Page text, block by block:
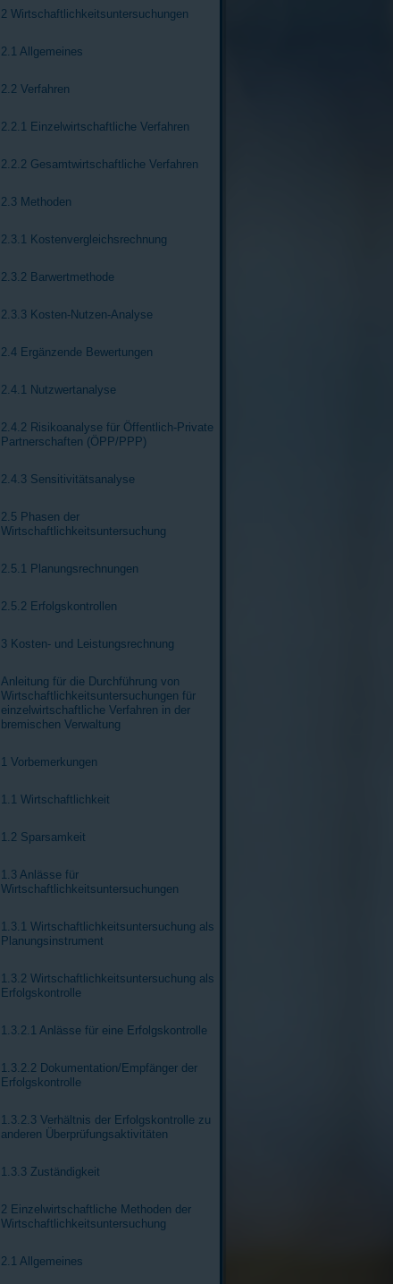
2 Wirtschaftlichkeitsuntersuchungen
2.1 Allgemeines
2.2 Verfahren
2.2.1 Einzelwirtschaftliche Verfahren
2.2.2 Gesamtwirtschaftliche Verfahren
2.3 Methoden
2.3.1 Kostenvergleichsrechnung
2.3.2 Barwertmethode
2.3.3 Kosten-Nutzen-Analyse
2.4 Ergänzende Bewertungen
2.4.1 Nutzwertanalyse
2.4.2 Risikoanalyse für Öffentlich-Private
Partnerschaften (ÖPP/PPP)
2.4.3 Sensitivitätsanalyse
2.5 Phasen der
Wirtschaftlichkeitsuntersuchung
2.5.1 Planungsrechnungen
2.5.2 Erfolgskontrollen
3 Kosten- und Leistungsrechnung
Anleitung für die Durchführung von
Wirtschaftlichkeitsuntersuchungen für
einzelwirtschaftliche Verfahren in der
bremischen Verwaltung
1 Vorbemerkungen
1.1 Wirtschaftlichkeit
1.2 Sparsamkeit
1.3 Anlässe für
Wirtschaftlichkeitsuntersuchungen
1.3.1 Wirtschaftlichkeitsuntersuchung als
Planungsinstrument
1.3.2 Wirtschaftlichkeitsuntersuchung als
Erfolgskontrolle
1.3.2.1 Anlässe für eine Erfolgskontrolle
1.3.2.2 Dokumentation/Empfänger der
Erfolgskontrolle
1.3.2.3 Verhältnis der Erfolgskontrolle zu
anderen Überprüfungsaktivitäten
1.3.3 Zuständigkeit
2 Einzelwirtschaftliche Methoden der
Wirtschaftlichkeitsuntersuchung
2.1 Allgemeines